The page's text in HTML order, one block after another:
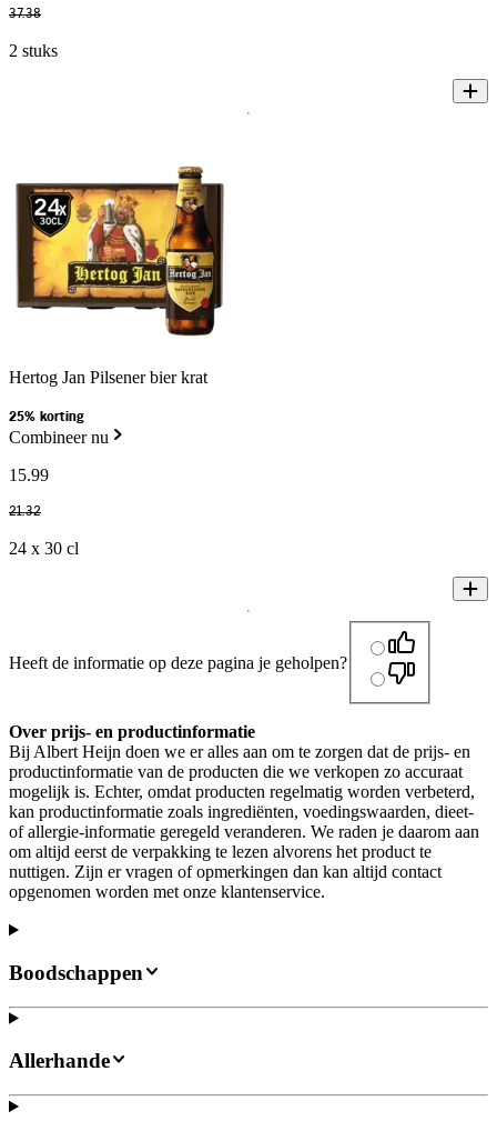
37.38
2 stuks
Hertog Jan Pilsener bier krat
25% korting
Combineer nu
15.99
21.32
24 x 30 cl
Heeft de informatie op deze pagina je geholpen?
Over prijs- en productinformatie
Bij Albert Heijn doen we er alles aan om te zorgen dat de prijs- en
productinformatie van de producten die we verkopen zo accuraat
mogelijk is. Echter, omdat producten regelmatig worden verbeterd,
kan productinformatie zoals ingrediënten, voedingswaarden, dieet-
of allergie-informatie geregeld veranderen. We raden je daarom aan
om altijd eerst de verpakking te lezen alvorens het product te
nuttigen. Zijn er vragen of opmerkingen dan kan altijd contact
opgenomen worden met onze klantenservice.
Boodschappen
Allerhande